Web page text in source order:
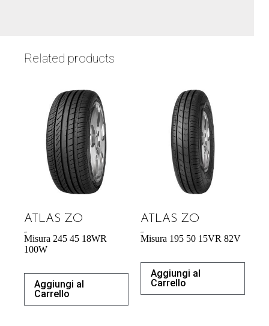
Related products
ATLAS ZO
Misura 245 45 18WR
100W
Aggiungi al
Carrello
ATLAS ZO
Misura 195 50 15VR 82V
Aggiungi al
Carrello